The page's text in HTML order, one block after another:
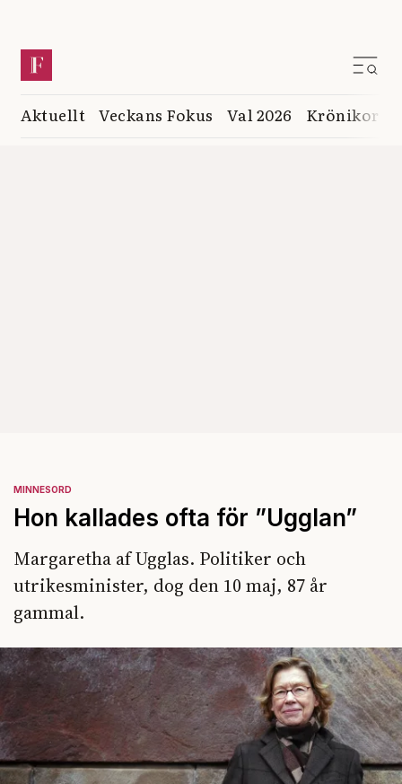
Aktuellt Veckans Fokus Val 2026 Krönikor
MINNESORD
Hon kallades ofta för ”Ugglan”
Margaretha af Ugglas. Politiker och
utrikesminister, dog den 10 maj, 87 år
gammal.